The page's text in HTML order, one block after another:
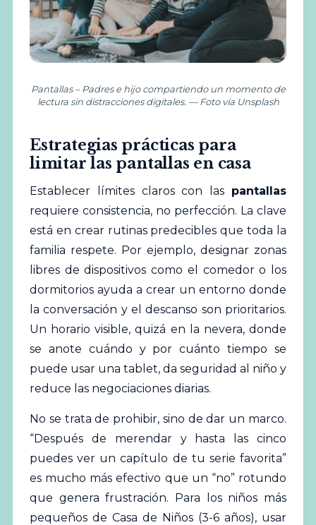
Pantallas – Padres e hijo compartiendo un momento de
lectura sin distracciones digitales. — Foto vía Unsplash
Estrategias prácticas para
limitar las pantallas en casa
Establecer límites claros con las pantallas
requiere consistencia, no perfección. La clave
está en crear rutinas predecibles que toda la
familia respete. Por ejemplo, designar zonas
libres de dispositivos como el comedor o los
dormitorios ayuda a crear un entorno donde
la conversación y el descanso son prioritarios.
Un horario visible, quizá en la nevera, donde
se anote cuándo y por cuánto tiempo se
puede usar una tablet, da seguridad al niño y
reduce las negociaciones diarias.
No se trata de prohibir, sino de dar un marco.
“Después de merendar y hasta las cinco
puedes ver un capítulo de tu serie favorita”
es mucho más efectivo que un “no” rotundo
que genera frustración. Para los niños más
pequeños de Casa de Niños (3-6 años), usar